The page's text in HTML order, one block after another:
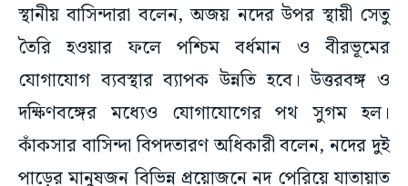
স্থানীয় বাসিন্দারা বলেন, অজয় নদের উপর স্থায়ী সেতু
তৈরি হওয়ার ফলে পশ্চিম বর্ধমান ও বীরভূমের
যোগাযোগ ব্যবস্থার ব্যাপক উন্নতি হবে। উত্তরবঙ্গ ও
দক্ষিণবঙ্গের মধ্যেও যোগাযোগের পথ সুগম হল।
কাঁকসার বাসিন্দা বিপদতারণ অধিকারী বলেন, নদের দুই
পাড়ের মানুষজন বিভিন্ন প্রয়োজনে নদ পেরিয়ে যাতায়াত